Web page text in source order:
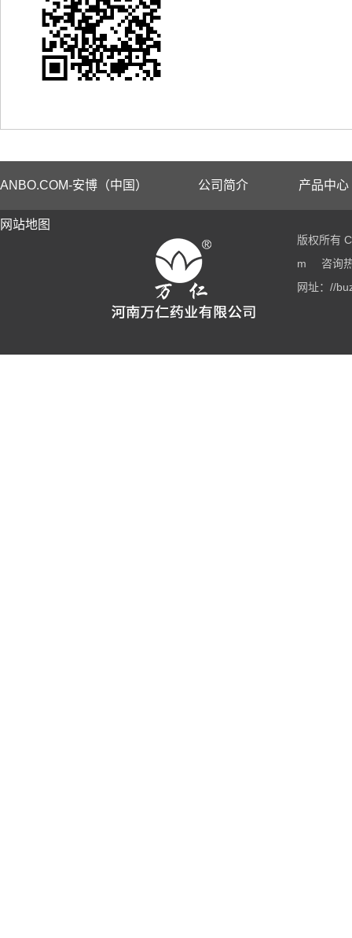
ANBO.COM-安博（中国） 公司简介 产品中心
网站地图
版权所有
m
咨询
网址：//